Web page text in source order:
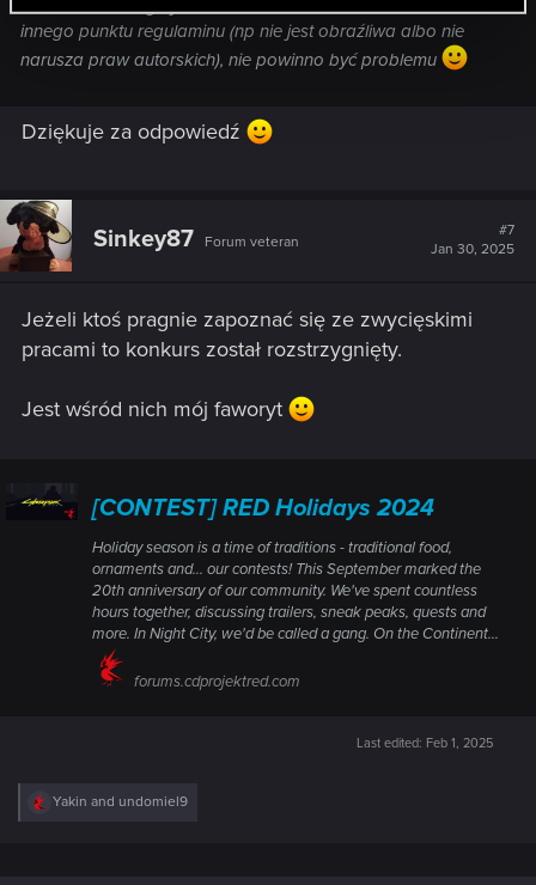
zakazu. Tak długo jak zmodowana zawartość nie łamie
innego punktu regulaminu (np nie jest obraźliwa albo nie
narusza praw autorskich), nie powinno być problemu
Dziękuje za odpowiedź
Sinkey87 Forum veteran
#7
Jan 30, 2025
Jeżeli ktoś pragnie zapoznać się ze zwycięskimi
pracami to konkurs został rozstrzygnięty.
Jest wśród nich mój faworyt
[CONTEST] RED Holidays 2024
Holiday season is a time of traditions - traditional food,
ornaments and... our contests! This September marked the
20th anniversary of our community. We've spent countless
hours together, discussing trailers, sneak peaks, quests and
more. In Night City, we'd be called a gang. On the Continent...
forums.cdprojektred.com
Last edited: Feb 1, 2025
R
Yakin and undomiel9